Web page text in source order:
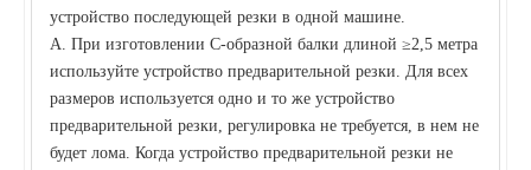
устройство последующей резки в одной машине.
A. При изготовлении С-образной балки длиной ≥2,5 метра
используйте устройство предварительной резки. Для всех
размеров используется одно и то же устройство
предварительной резки, регулировка не требуется, в нем не
будет лома. Когда устройство предварительной резки не